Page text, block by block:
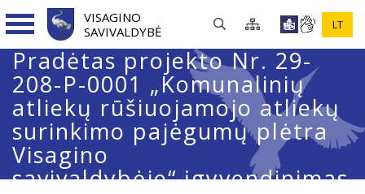
VISAGINO
SAVIVALDYBĖ
LT
Pradėtas projekto Nr. 29-
208-P-0001 „Komunalinių
atliekų rūšiuojamojo atliekų
surinkimo pajėgumų plėtra
Visagino
savivaldybėje“ įgyvendinimas